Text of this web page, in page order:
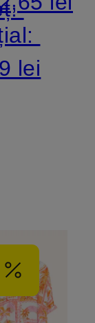
lei